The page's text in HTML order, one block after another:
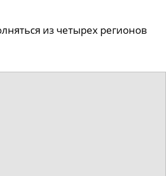
из четырех регионов